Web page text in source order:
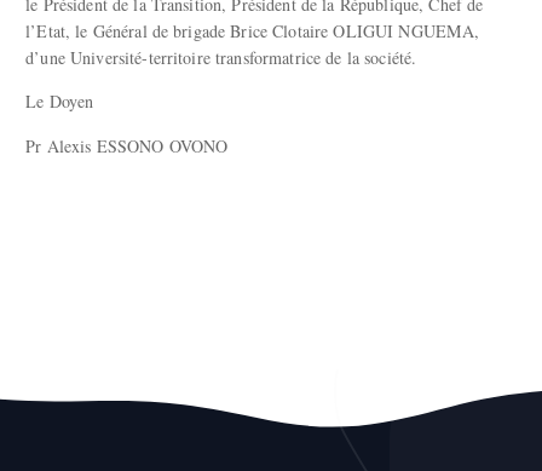
le Président de la Transition, Président de la République, Chef de
l’Etat, le Général de brigade Brice Clotaire OLIGUI NGUEMA,
d’une Université-territoire transformatrice de la société.
Le Doyen
Pr Alexis ESSONO OVONO